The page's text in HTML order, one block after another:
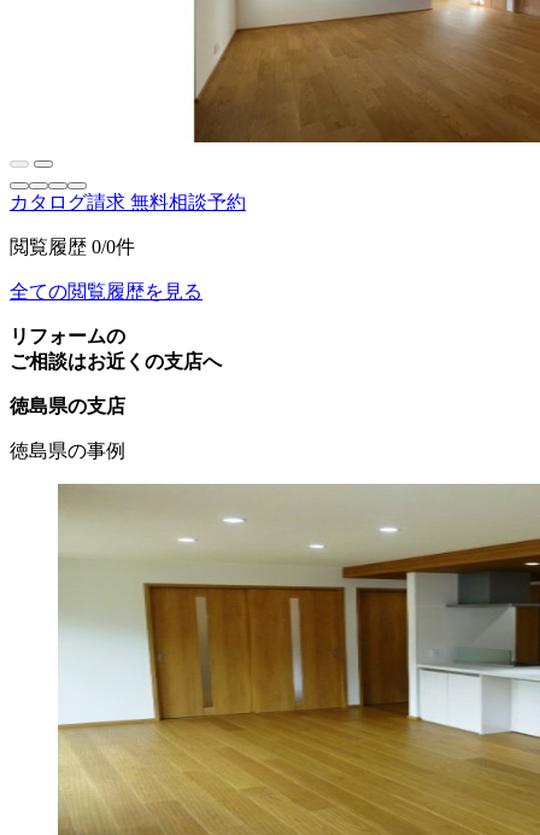
カタログ請求 無料相談予約
閲覧履歴 0/0件
全ての閲覧履歴を見る
リフォームの
ご相談はお近くの支店へ
徳島県の支店
徳島県の事例